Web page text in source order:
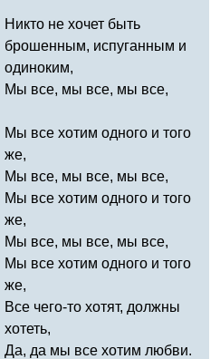
Никто не хочет быть
брошенным, испуганным и
одиноким,
Мы все, мы все, мы все,
Мы все хотим одного и того
же,
Мы все, мы все, мы все,
Мы все хотим одного и того
же,
Мы все, мы все, мы все,
Мы все хотим одного и того
же,
Все чего-то хотят, должны
хотеть,
Да, да мы все хотим любви.